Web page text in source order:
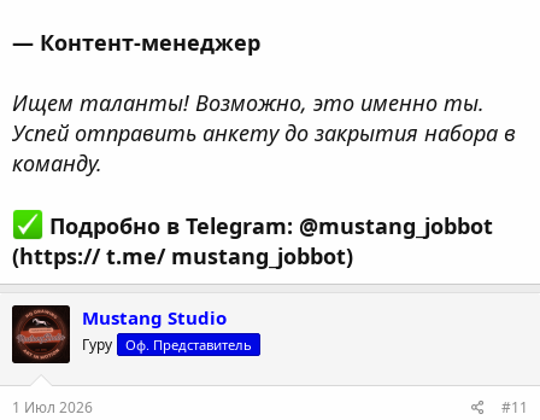
— Контент-менеджер
Ищем таланты! Возможно, это именно ты.
Успей отправить анкету до закрытия набора в
команду.
Подробно в Telegram: @mustang_jobbot
(https:// t.me/ mustang_jobbot)
Mustang Studio
Гуру Оф. Представитель
1 Июл 2026 #11